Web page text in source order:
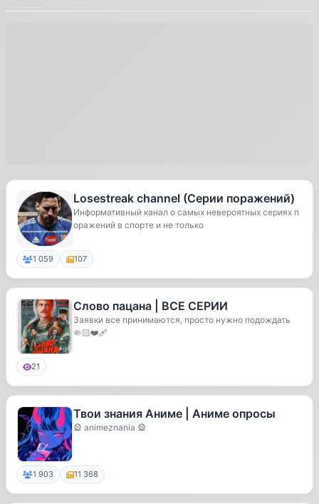
Losestreak channel (Серии поражений)
Информативный канал о самых невероятных сериях п
оражений в спорте и не только
1 059 107
Слово пацана | ВСЕ СЕРИИ
Заявки все принимаются, просто нужно подождать
🤏🏻❤️‍🩹
21
Твои знания Аниме | Аниме опросы
🎡 animeznania 🎡
1 903 11 368